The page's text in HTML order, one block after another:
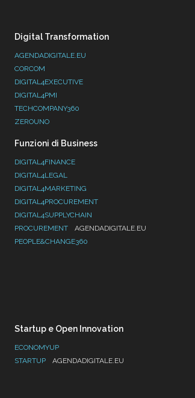
Digital Transformation
AGENDADIGITALE.EU
CORCOM
DIGITAL4EXECUTIVE
DIGITAL4PMI
TECHCOMPANY360
ZEROUNO
Funzioni di Business
DIGITAL4FINANCE
DIGITAL4LEGAL
DIGITAL4MARKETING
DIGITAL4PROCUREMENT
DIGITAL4SUPPLYCHAIN
PROCUREMENT
AGENDADIGITALE.EU
PEOPLE&CHANGE360
Startup e Open Innovation
ECONOMYUP
STARTUP
AGENDADIGITALE.EU